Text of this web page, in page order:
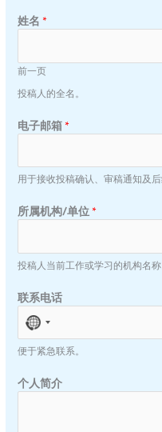
姓名*
前一页
投稿人的全名。
电子邮箱*
用于接收投稿确认、审稿通知及后
摘
要
内
容
介
所
属
机
/
单
所属机构/单位*
投稿人当前工作或学习的机构名称
联系电话
N
O
C
U
便于紧急联系。
个人简介